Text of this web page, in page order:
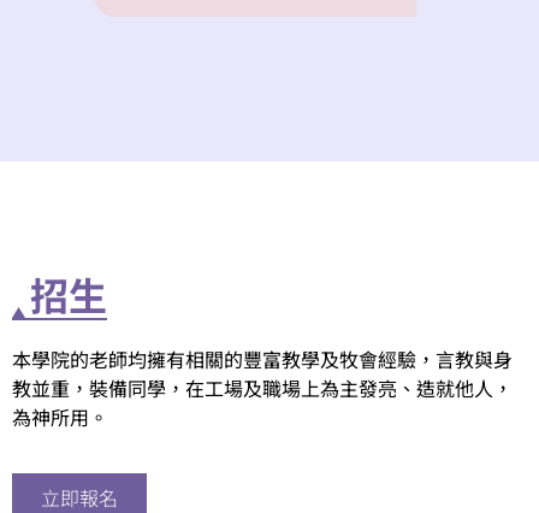
招生
本學院的老師均擁有相關的豐富教學及牧會經驗，言教與身
教並重，裝備同學，在工場及職場上為主發亮、造就他人，
為神所用。
立即報名